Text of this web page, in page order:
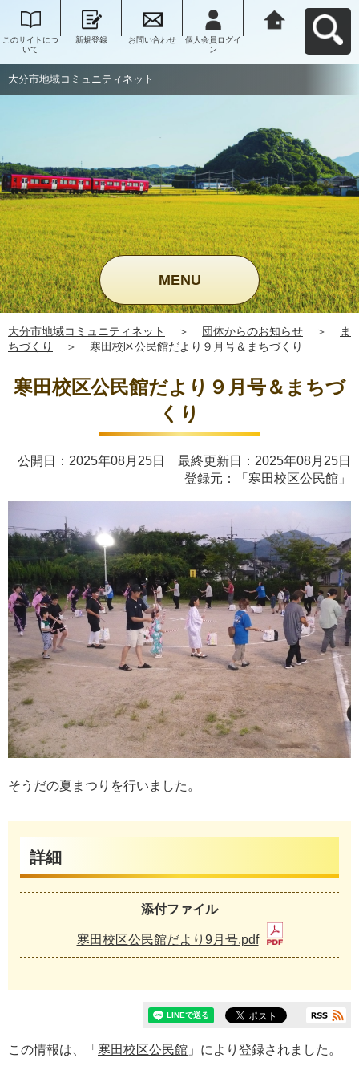
このサイトにつ
いて
新規登録 お問い合わせ
個人会員ログイ
ン
大分市地域コミュニティネット
MENU
大分市地域コミュニティネット ＞ 団体からのお知らせ ＞
ま
ちづくり
＞ 寒田校区公民館だより９月号＆まちづくり
寒田校区公民館だより９月号＆まちづ
くり
公開日：2025年08月25日 最終更新日：2025年08月25日
登録元：「 寒田校区公民館 」
そうだの夏まつりを行いました。
詳細
添付ファイル
寒田校区公民館だより9月号.pdf
この情報は、「 寒田校区公民館 」により登録されました。